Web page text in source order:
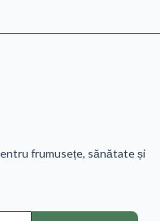
frumusețe, sănătate și